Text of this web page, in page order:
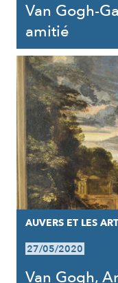
Van Gogh-
amitié
AUVERS ET LES
27/05/2020
Van Gogh,